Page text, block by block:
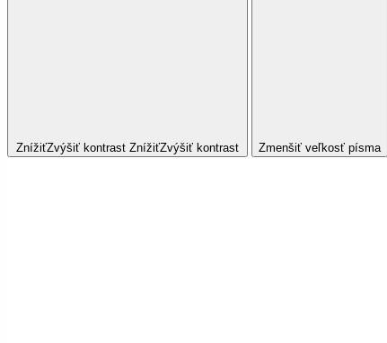
ZnížiťZvýšiť kontrast ZnížiťZvýšiť kontrast Zmenšiť veľkosť písma